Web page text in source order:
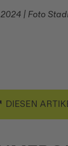
| Foto
DIESEN